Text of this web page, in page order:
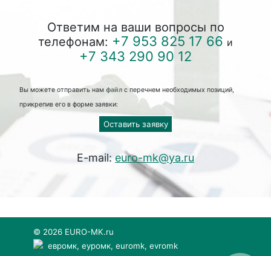
Ответим на ваши вопросы по
телефонам: +7 953 825 17 66 и
+7 343 290 90 12
Вы можете отправить нам файлс перечнем необходимых позиций,
прикрепив его в форме заявки:
Оставить заявку
E-mail: euro-mk@ya.ru
© 2026 EURO-MK.ru
евромк, еуромк, euromk, evromk